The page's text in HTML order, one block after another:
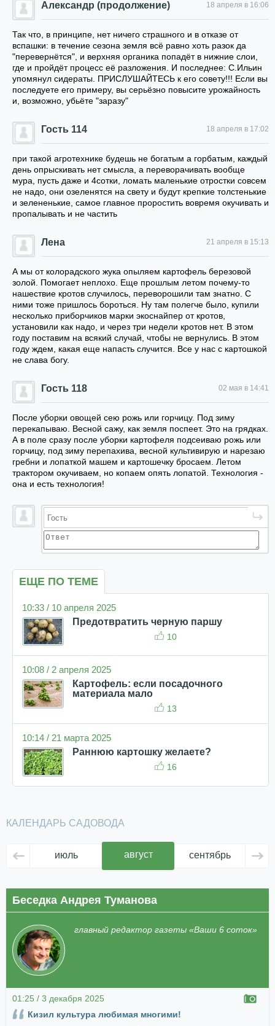
Александр (продолжение) 18 апреля в 16:06
Так что, в принципе, нет ничего страшного и в отказе от
вспашки: в течение сезона земля всё равно хоть разок да
"перевернётся", и верхняя органика попадёт в нижние слои,
где и пройдёт процесс её разложения. И последнее: С.Ильин
упомянул сидераты. ПРИСЛУШАЙТЕСЬ к его совету!!! Если вы
последуете его примеру, вы серьёзно повысите урожайность
и, возможно, убьёте "заразу"
Гость 114 18 апреля в 17:02
при такой агротехнике будешь не богатым а горбатым, каждый
день опрыскивать нет смысла, а переворачивать вообще
мура, пусть даже и 4сотки, ломать маленькие отростки совсем
не надо, они озеленятся на свету и будут крепкие толстенькие
и зелененькие, самое главное проростить вовремя окучивать и
пропалывать и не частить
Лена 21 апреля в 15:13
А мы от колорадского жука опыляем картофель березовой
золой. Помогает неплохо. Еще прошлым летом почему-то
нашествие кротов случилось, переворошили там знатно. С
ними тоже пришлось бороться. Ну там полегче было, купили
несколько приборчиков марки экоснайпер от кротов,
установили как надо, и через три недели кротов нет. В этом
году поставим на всякий случай, чтобы не вернулись. В этом
году ждем, какая еще напасть случится. Все у нас с картошкой
не слава богу.
Гость 118 02 мая в 14:41
После уборки овощей сею рожь или горчицу. Под зиму
перекапываю. Весной сажу, как земля поспеет. Это на грядках.
А в поле сразу после уборки картофеля подсеиваю рожь или
горчицу, под зиму перепахива, весной культивирую и нарезаю
гребни и лопаткой машем и картошечку бросаем. Летом
трактором окучиваем, но копаем опять лопатой. Технология -
она и есть технология!
ЕЩЕ ПО ТЕМЕ
10:33 / 10 апреля 2025
Предотвратить черную паршу
10
10:08 / 2 апреля 2025
Картофель: если посадочного
материала мало
13
10:14 / 21 марта 2025
Раннюю картошку желаете?
16
КАЛЕНДАРЬ САДОВОДА
июль август сентябрь
Беседка Андрея Туманова
главный редактор газеты «Ваши 6 соток»
01:25 / 3 декабря 2025
Кизил культура любимая многими!